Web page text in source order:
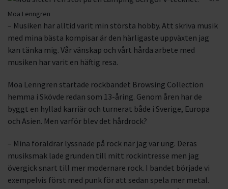
Moa Lenngren
– Musiken har alltid varit min största hobby. Att skriva musik
med mina bästa kompisar är den härligaste uppväxten jag
kan tänka mig. Vår vänskap och vårt hårda arbete med
musiken har varit en häftig resa.
Moa Lenngren startade rockbandet Browsing Collection
hemma i Skövde redan som 13-åring. Genom åren har de
byggt en hyllad karriär och turnerat både i Sverige, Europa
och Asien. Men varför blev det hårdrock?
– Mina föräldrar lyssnade på rock när jag var ung. Deras
musiksmak lade grunden till mitt rockintresse men jag
övergick snart till mer modernare rock. I bandet började vi
exempelvis först med punk för att sedan spela mer metal.